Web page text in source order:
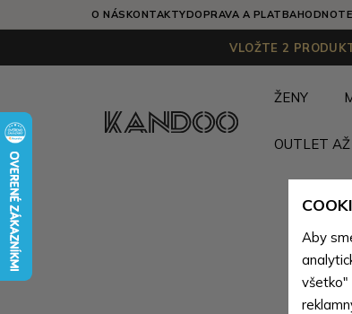
O NÁSKONTAKTYDOPRAVA A PLATBA
VLOŽTE 2
ŽENY
OUTLET
Aby
všetko"